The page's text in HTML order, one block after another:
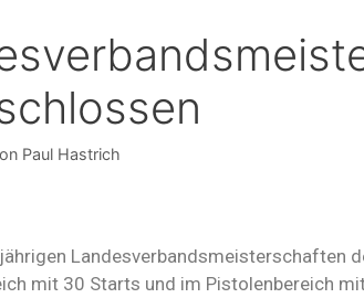
Paul Hastrich
Landesverbandsmeisterschaften
mit 30 Starts und im Pistolenbereich